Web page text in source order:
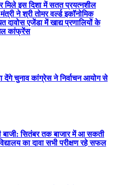
मिले इस दिशा में सतत प्रयत्नशील
ने श्री तोमर वर्ल्ड इकॉनोमिक
दावोस एजेंडा में खाद्य प्रणालियों के
कांफ्रेंस
देंगे चुनाव कांग्रेस ने निर्वाचन आयोग से
बाजी: सितंबर तक बाजार में आ सकती
का दावा सभी परीक्षण रहे सफल